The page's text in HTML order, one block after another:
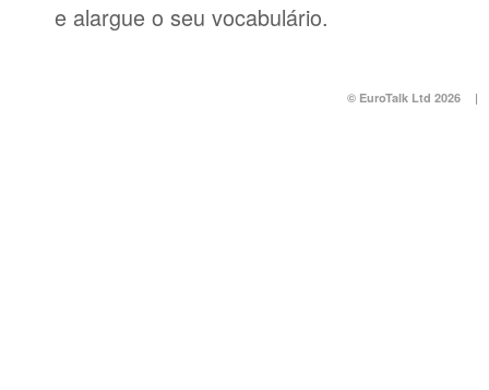
e alargue o seu vocabulário.
© EuroTalk Ltd 2026 |